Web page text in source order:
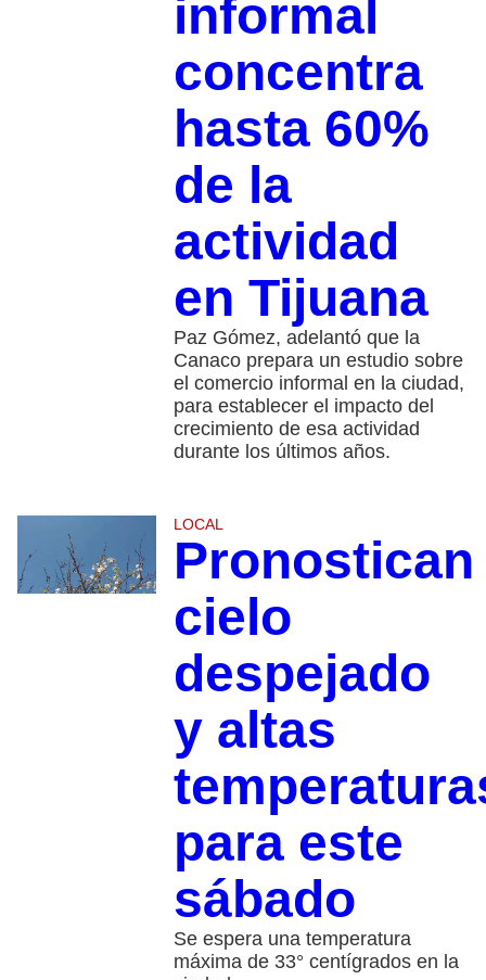
informal
concentra
hasta 60%
de la
actividad
en Tijuana
Paz Gómez, adelantó que la
Canaco prepara un estudio sobre
el comercio informal en la ciudad,
para establecer el impacto del
crecimiento de esa actividad
durante los últimos años.
LOCAL
Pronostican
cielo
despejado
y altas
para este
sábado
Se espera una temperatura
máxima de 33° centígrados en la